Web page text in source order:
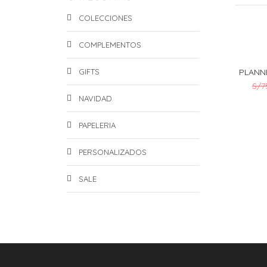
S/
COLECCIONES
COMPLEMENTOS
GIFTS
NAVIDAD
PAPELERIA
PERSONALIZADOS
SALE